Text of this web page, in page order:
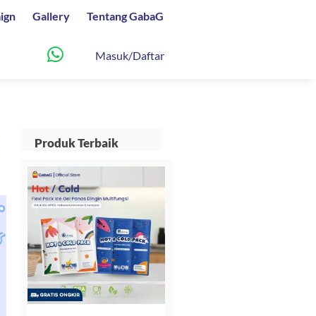
Gallery Tentang GabaG
Masuk/Daftar
Produk Terbaik